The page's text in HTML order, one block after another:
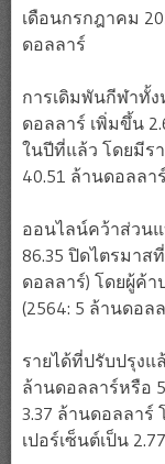
เดือนกรกฎาคม
ดอลลาร์
การเดิมพันกีฬาทั้
ดอลลาร์ เพิ่มขึ้น
ในปีที่แล้ว โดยมีร
40.51 ล้านดอลลา
ออนไลน์คว้าส่วนแ
86.35 ปิดไตรมาส
ดอลลาร์) โดยผู้ค้
(2564: 5 ล้านดอล
รายได้ที่ปรับปรุงแ
ล้านดอลลาร์หรือ
3.37 ล้านดอลลาร์
เปอร์เซ็นต์เป็น